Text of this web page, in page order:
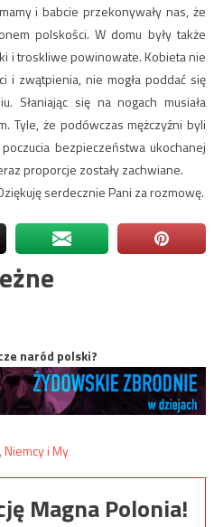
i babcie przekonywały nas, że
polskości. W domu były także
i troskliwe powinowate. Kobieta nie
i zwątpienia, nie mogła poddać się
Słaniając się na nogach musiała
Tyle, że podówczas mężczyźni byli
bezpieczeństwa ukochanej
proporcje zostały zachwiane.
serdecznie Pani za rozmowę.
naród polski?
Magna Polonia!